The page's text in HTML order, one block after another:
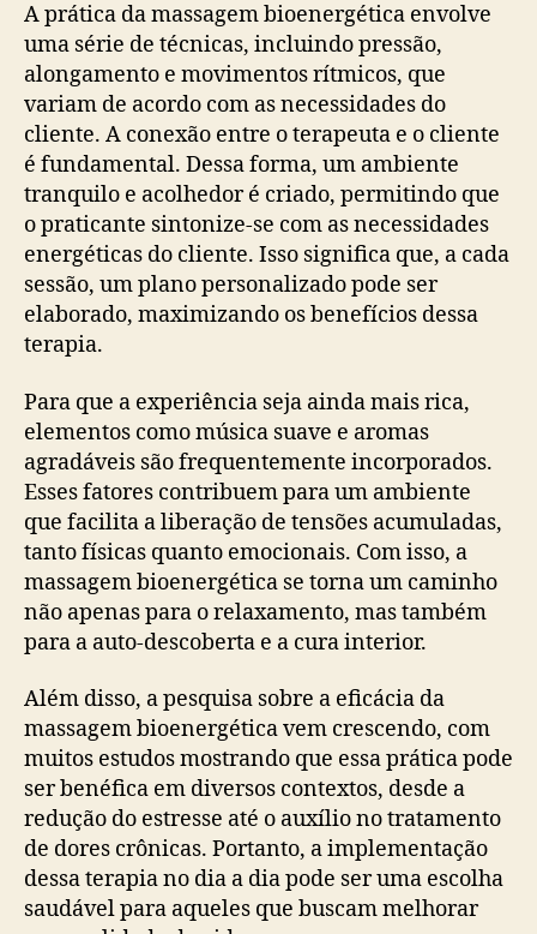
A prática da massagem bioenergética envolve
uma série de técnicas, incluindo pressão,
alongamento e movimentos rítmicos, que
variam de acordo com as necessidades do
cliente. A conexão entre o terapeuta e o cliente
é fundamental. Dessa forma, um ambiente
tranquilo e acolhedor é criado, permitindo que
o praticante sintonize-se com as necessidades
energéticas do cliente. Isso significa que, a cada
sessão, um plano personalizado pode ser
elaborado, maximizando os benefícios dessa
terapia.
Para que a experiência seja ainda mais rica,
elementos como música suave e aromas
agradáveis são frequentemente incorporados.
Esses fatores contribuem para um ambiente
que facilita a liberação de tensões acumuladas,
tanto físicas quanto emocionais. Com isso, a
massagem bioenergética se torna um caminho
não apenas para o relaxamento, mas também
para a auto-descoberta e a cura interior.
Além disso, a pesquisa sobre a eficácia da
massagem bioenergética vem crescendo, com
muitos estudos mostrando que essa prática pode
ser benéfica em diversos contextos, desde a
redução do estresse até o auxílio no tratamento
de dores crônicas. Portanto, a implementação
dessa terapia no dia a dia pode ser uma escolha
saudável para aqueles que buscam melhorar